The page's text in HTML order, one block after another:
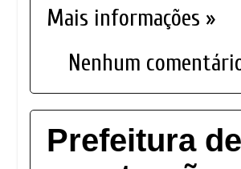
Mais informações »
Nenhum
Prefeitura